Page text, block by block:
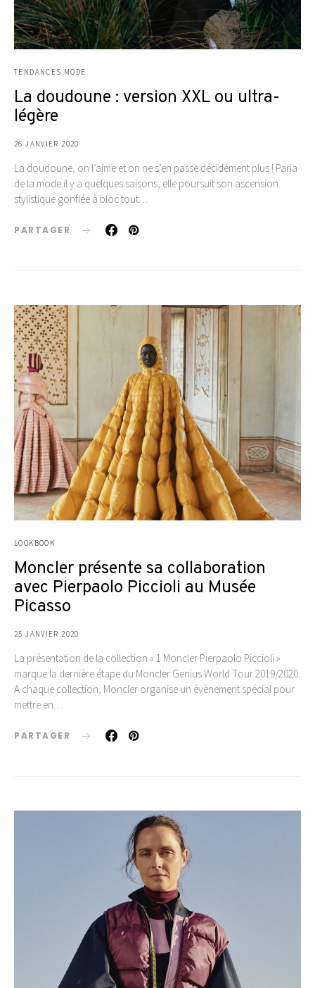
TENDANCES MODE
La doudoune : version XXL ou ultra-
légère
26 JANVIER 2020
La doudoune, on l’aime et on ne s’en passe décidément plus ! Paria
de la mode il y a quelques saisons, elle poursuit son ascension
stylistique gonflée à bloc tout…
PARTAGER
LOOKBOOK
Moncler présente sa collaboration
avec Pierpaolo Piccioli au Musée
Picasso
25 JANVIER 2020
La présentation de la collection « 1 Moncler Pierpaolo Piccioli »
marque la dernière étape du Moncler Genius World Tour 2019/2020.
A chaque collection, Moncler organise un évènement spécial pour
mettre en…
PARTAGER